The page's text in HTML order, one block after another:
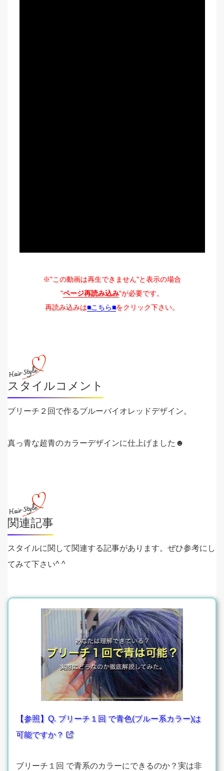
※"この動画は再生できません"と表示の場合
"ページ再読み込み"が必要です。
再読み込みは■こちら■をクリック下さい。
スタイルコメント
ブリーチ２回で作るブルーバイオレッドデザイン。
真っ青な超青のカラーデザインに仕上げました☻
関連記事
スタイルに関して関連する記事があります。ぜひ参考にし
てみて下さい^ ^
【参照】Q. ブリーチ１回 で青色(ブルー系カラー)は
可能ですか？
ブリーチ１回 で青系のカラーにできるのか？実は非